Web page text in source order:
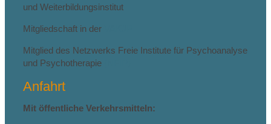
und Weiterbildungsinstitut
Mitgliedschaft in der
Mitglied des Netzwerks Freie Institute für Psychoanalyse
und Psychotherapie
Anfahrt
Mit öffentliche Verkehrsmitteln: